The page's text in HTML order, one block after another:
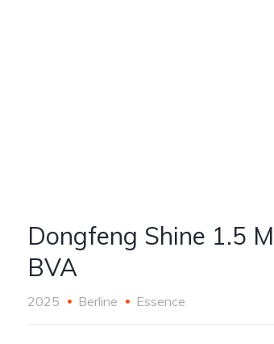
Dongfeng Shine 1.5
BVA
2025 Berline Essence